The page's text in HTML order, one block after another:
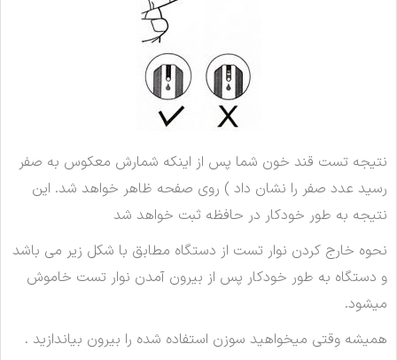
نتیجه تست قند خون شما پس از اینکه شمارش معکوس به صفر
رسید عدد صفر را نشان داد ) روی صفحه ظاهر خواهد شد. این
نتیجه به طور خودکار در حافظه ثبت خواهد شد
نحوه خارج کردن نوار تست از دستگاه مطابق با شکل زیر می باشد
و دستگاه به طور خودکار پس از بیرون آمدن نوار تست خاموش
میشود.
همیشه وقتی میخواهید سوزن استفاده شده را بیرون بیاندازید .